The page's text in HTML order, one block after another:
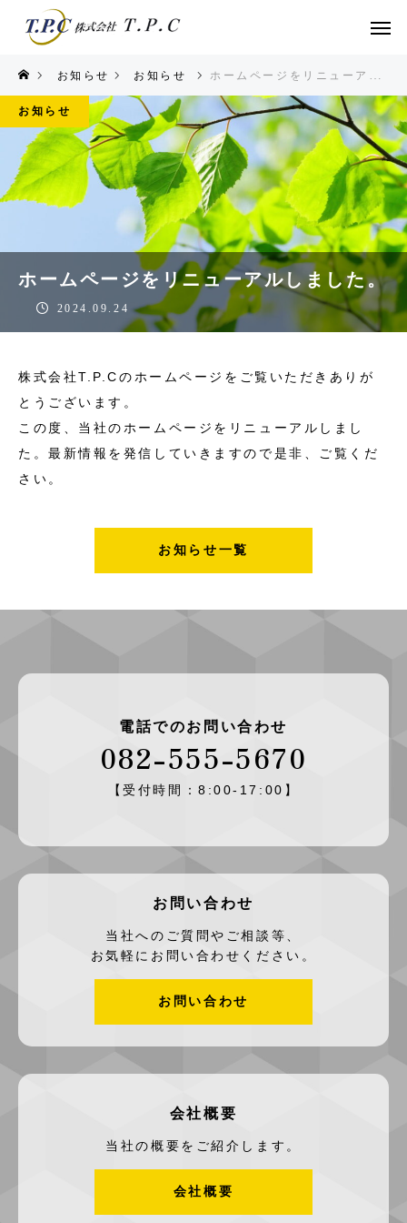
お知らせ お知らせ ホームページをリニューアルしました。
ホームページをリニューアルしました。
2024.09.24
お知らせ
株式会社T.P.Cのホームページをご覧いただきありが
とうございます。
この度、当社のホームページをリニューアルしまし
た。最新情報を発信していきますので是非、ご覧くだ
さい。
お知らせ一覧
電話でのお問い合わせ
082-555-5670
【受付時間：8:00-17:00】
お問い合わせ
当社へのご質問やご相談等、
お気軽にお問い合わせください。
お問い合わせ
会社概要
当社の概要をご紹介します。
会社概要